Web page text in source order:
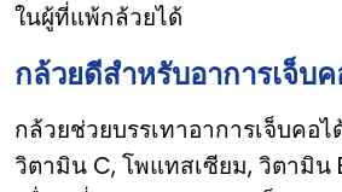
ในผู้ที่แพ้กล้วยได้
กล้วยดีสำหรับอาการเจ็บ
กล้วยช่วยบรรเทาอาการเจ็บคอ
วิตามิน C, โพแทสเซียม, วิตามิน